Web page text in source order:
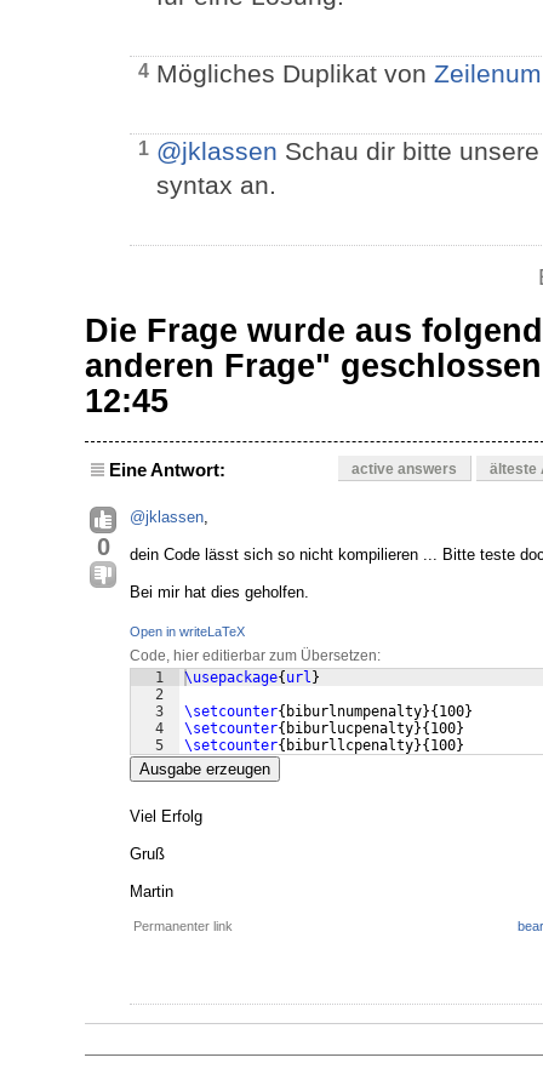
4 Mögliches Duplikat von
1 @jklassen Schau dir bitte
syntax an.
Die Frage wurde aus
anderen Frage"
12:45
Eine Antwort: active answers älteste
0
@jklassen,
dein Code lässt sich so nicht kompilieren ... Bitte teste
Bei mir hat dies geholfen.
Open in writeLaTeX
Code, hier editierbar zum Übersetzen:
1
2
3
4
5
\usepackage{ url }
\setcounter{ biburlnumpenalty}{ 100}
\setcounter{ biburlucpenalty}{ 100}
\setcounter{ biburllcpenalty}{ 100}
Ausgabe erzeugen
Viel Erfolg
Gruß
Martin
Permanenter link